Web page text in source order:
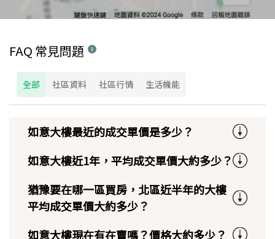
FAQ 常見問題
全部 社區資料 社區行情 生活機能
如意大樓最近的成交單價是多少？
如意大樓近1年，平均成交單價大約多少？
猶豫要在哪一區買房，北區近半年的大樓
平均成交單價大約多少？
如意大樓現在有在賣嗎？價格大約多少？